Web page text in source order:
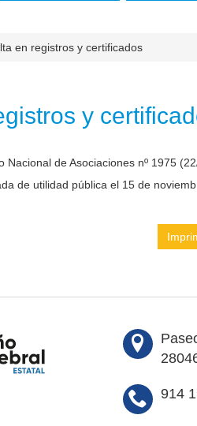
en registros y certificados
y
Nacional de Asociaciones nº 1975
de utilidad pública el 15 de
914